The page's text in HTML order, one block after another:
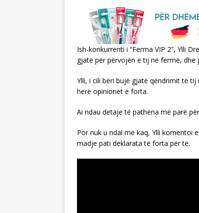
Ish-konkurrenti i “Ferma VIP 2”, Ylli
gjatë për përvojën e tij në fermë, dhe
Ylli, i cili bëri bujë gjatë qëndrimit të
herë opinionet e forta.
Ai ndau detaje të pathëna më parë
Por nuk u ndal me kaq, Ylli komentoi
madje pati deklarata të forta për të.